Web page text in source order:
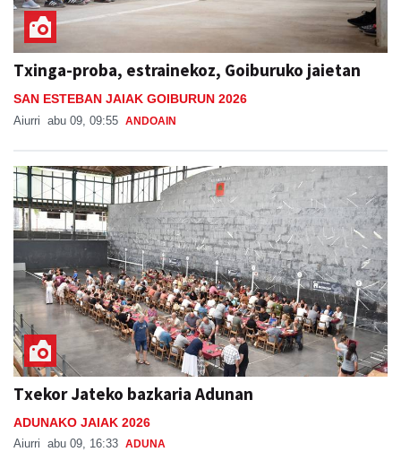
Txinga-proba, estrainekoz, Goiburuko jaietan
SAN ESTEBAN JAIAK GOIBURUN 2026
Aiurri abu 09, 09:55 ANDOAIN
Txekor Jateko bazkaria Adunan
ADUNAKO JAIAK 2026
Aiurri abu 09, 16:33 ADUNA